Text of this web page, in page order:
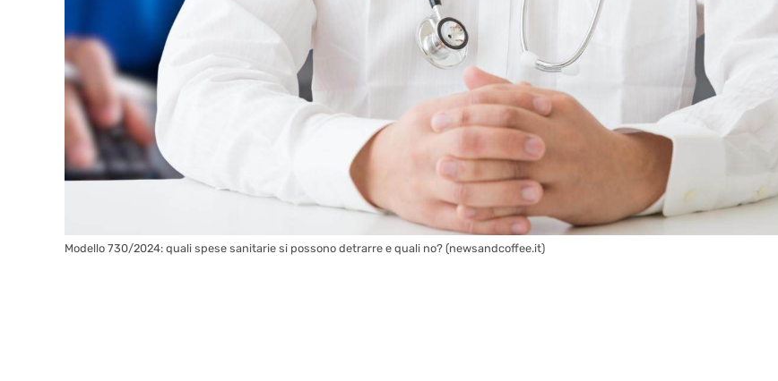
Modello 730/2024: quali spese sanitarie si possono detrarre e quali no? (newsandcoffee.it)